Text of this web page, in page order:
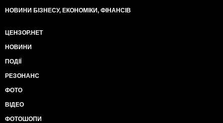
НОВИНИ БІЗНЕСУ, ЕКОНОМІКИ, ФІНАНСІВ
ЦЕНЗОР.НЕТ
НОВИНИ
ПОДІЇ
РЕЗОНАНС
ФОТО
ВІДЕО
ФОТОШОПИ